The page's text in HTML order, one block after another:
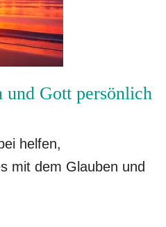
und Gott persönlich
helfen,
mit dem Glauben und